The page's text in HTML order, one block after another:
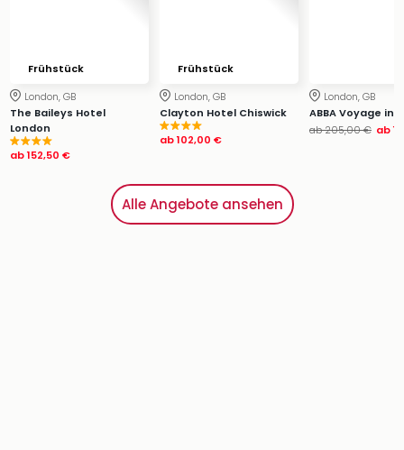
Frühstück
London, GB
The Baileys Hotel
London
ab152,50 €
Frühstück
London, GB
Clayton Hotel Chiswick
ab102,00 €
London, GB
ABBA Voyage in
ab205,00 € ab
Alle Angebote ansehen